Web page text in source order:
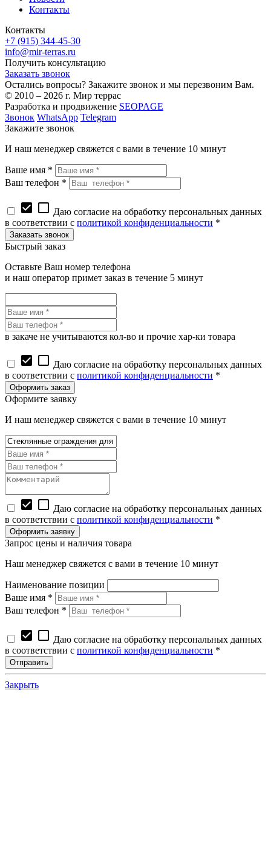
Контакты
Контакты
+7 (915) 344-45-30
info@mir-terras.ru
Получить консультацию
Заказать звонок
Остались вопросы? Закажите звонок и мы перезвоним Вам.
© 2010 – 2026 г. Мир террас
Разработка и продвижение SEOPAGE
Звонок WhatsApp Telegram
Закажите звонок
И наш менеджер свяжется с вами в течение 10 минут
Ваше имя *
Ваш телефон *
check_box check_box_outline_blank Даю согласие на обработку персональных данных
в соответствии с политикой конфиденциальности *
Быстрый заказ
Оставьте Ваш номер телефона
и наш оператор примет заказ в течение 5 минут
в закаче не учитываются кол-во и прочие хар-ки товара
check_box check_box_outline_blank Даю согласие на обработку персональных данных
в соответствии с политикой конфиденциальности *
Оформите заявку
И наш менеджер свяжется с вами в течение 10 минут
check_box check_box_outline_blank Даю согласие на обработку персональных данных
в соответствии с политикой конфиденциальности *
Запрос цены и наличия товара
Наш менеджер свяжется с вами в течение 10 минут
Наименование позиции
Ваше имя *
Ваш телефон *
check_box check_box_outline_blank Даю согласие на обработку персональных данных
в соответствии с политикой конфиденциальности *
Закрыть